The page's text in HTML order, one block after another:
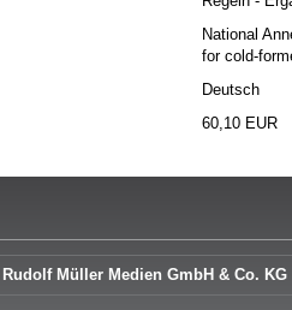
National
for cold-
Deutsch
60,10 EUR
Müller Medien GmbH & Co. KG